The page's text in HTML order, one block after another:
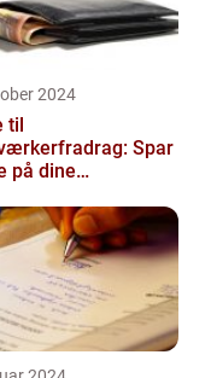
2024
til
Spar
på dine